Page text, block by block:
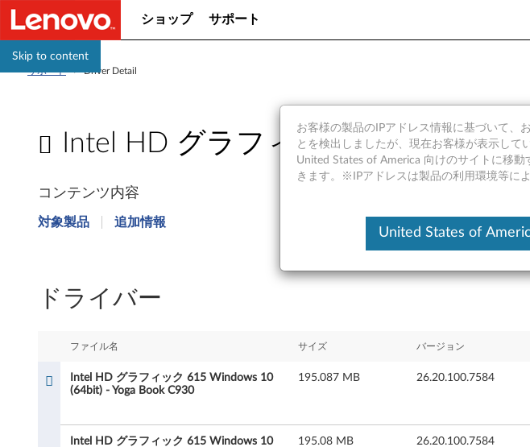
Skip to content
ショップ サポート
サポート >Driver Detail
Intel HD グラフィック 615
n
ラ
コンテンツ内容
対象製品 追加情報
ドライバー
ファイル名 サイズ バージョン
Intel HD グラフィック 615 Windows 10
(64bit) - Yoga Book C930
195.087 MB 26.20.100.7584
Intel HD グラフィック 615 Windows 10
195.08 MB 26.20.100.7584
お客様の製品のIPアドレス情報に基づいて、
とを検出しましたが、現在お客様が表示して
United States of America 向けのサイトに移
きます。※IPアドレスは製品の利用環境等に
United States of